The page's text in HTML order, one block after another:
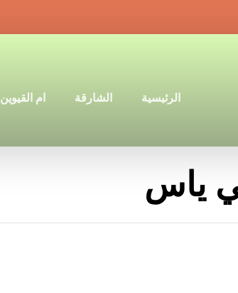
الرئيسية الشارقة ام القيوين
ياس